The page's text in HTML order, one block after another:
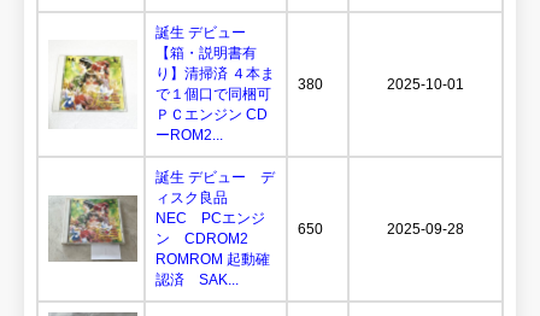
誕生 デビュー
【箱・説明書有
り】清掃済 ４本ま
で１個口で同梱可
ＰＣエンジン CD
ーROM2...
380 2025-10-01
誕生 デビュー デ
ィスク良品
NEC PCエンジ
ン CDROM2
ROMROM 起動確
認済 SAK...
650 2025-09-28